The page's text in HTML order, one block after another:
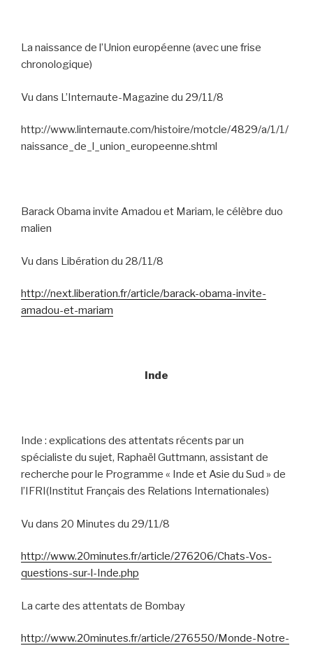
La naissance de l’Union européenne (avec une frise
chronologique)
Vu dans L’Internaute-Magazine du 29/11/8
http://www.linternaute.com/histoire/motcle/4829/a/1/1/
naissance_de_l_union_europeenne.shtml
Barack Obama invite Amadou et Mariam, le célèbre duo
malien
Vu dans Libération du 28/11/8
http://next.liberation.fr/article/barack-obama-invite-
amadou-et-mariam
Inde
Inde : explications des attentats récents par un
spécialiste du sujet, Raphaël Guttmann, assistant de
recherche pour le Programme « Inde et Asie du Sud » de
l’IFRI(Institut Français des Relations Internationales)
Vu dans 20 Minutes du 29/11/8
http://www.20minutes.fr/article/276206/Chats-Vos-
questions-sur-l-Inde.php
La carte des attentats de Bombay
http://www.20minutes.fr/article/276550/Monde-Notre-